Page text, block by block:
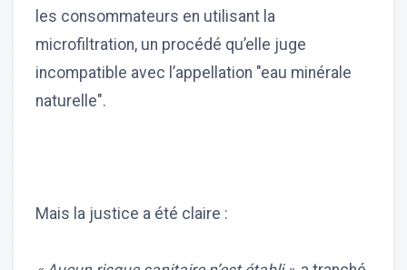
les consommateurs en utilisant la
microfiltration, un procédé qu’elle juge
incompatible avec l’appellation "eau minérale
naturelle".
Mais la justice a été claire :